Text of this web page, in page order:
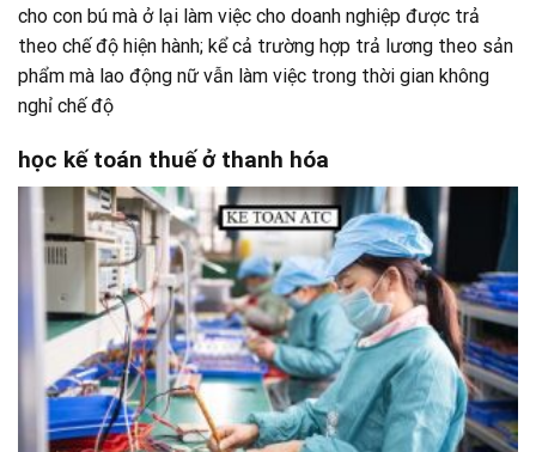
cho con bú mà ở lại làm việc cho doanh nghiệp được trả
theo chế độ hiện hành; kể cả trường hợp trả lương theo sản
phẩm mà lao động nữ vẫn làm việc trong thời gian không
nghỉ chế độ
học kế toán thuế ở thanh hóa